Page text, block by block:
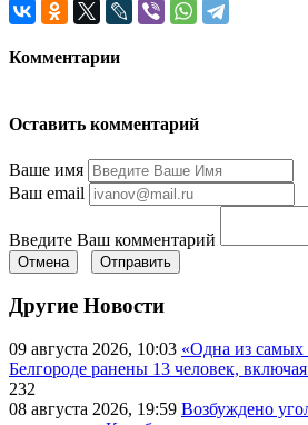
Комментарии
Оставить комментарий
Ваше имя
Ваш email
Введите Ваш комментарий
Отмена Отправить
Другие Новости
09 августа 2026, 10:03 «Одна из
Белгороде ранены 13 человек,
232
08 августа 2026, 19:59 Возбуждено